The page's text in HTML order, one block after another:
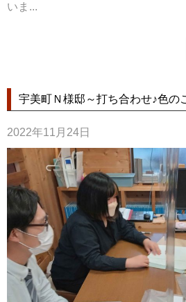
いま...
宇美町Ｎ様邸～打ち合わせ♪色の
2022年11月24日